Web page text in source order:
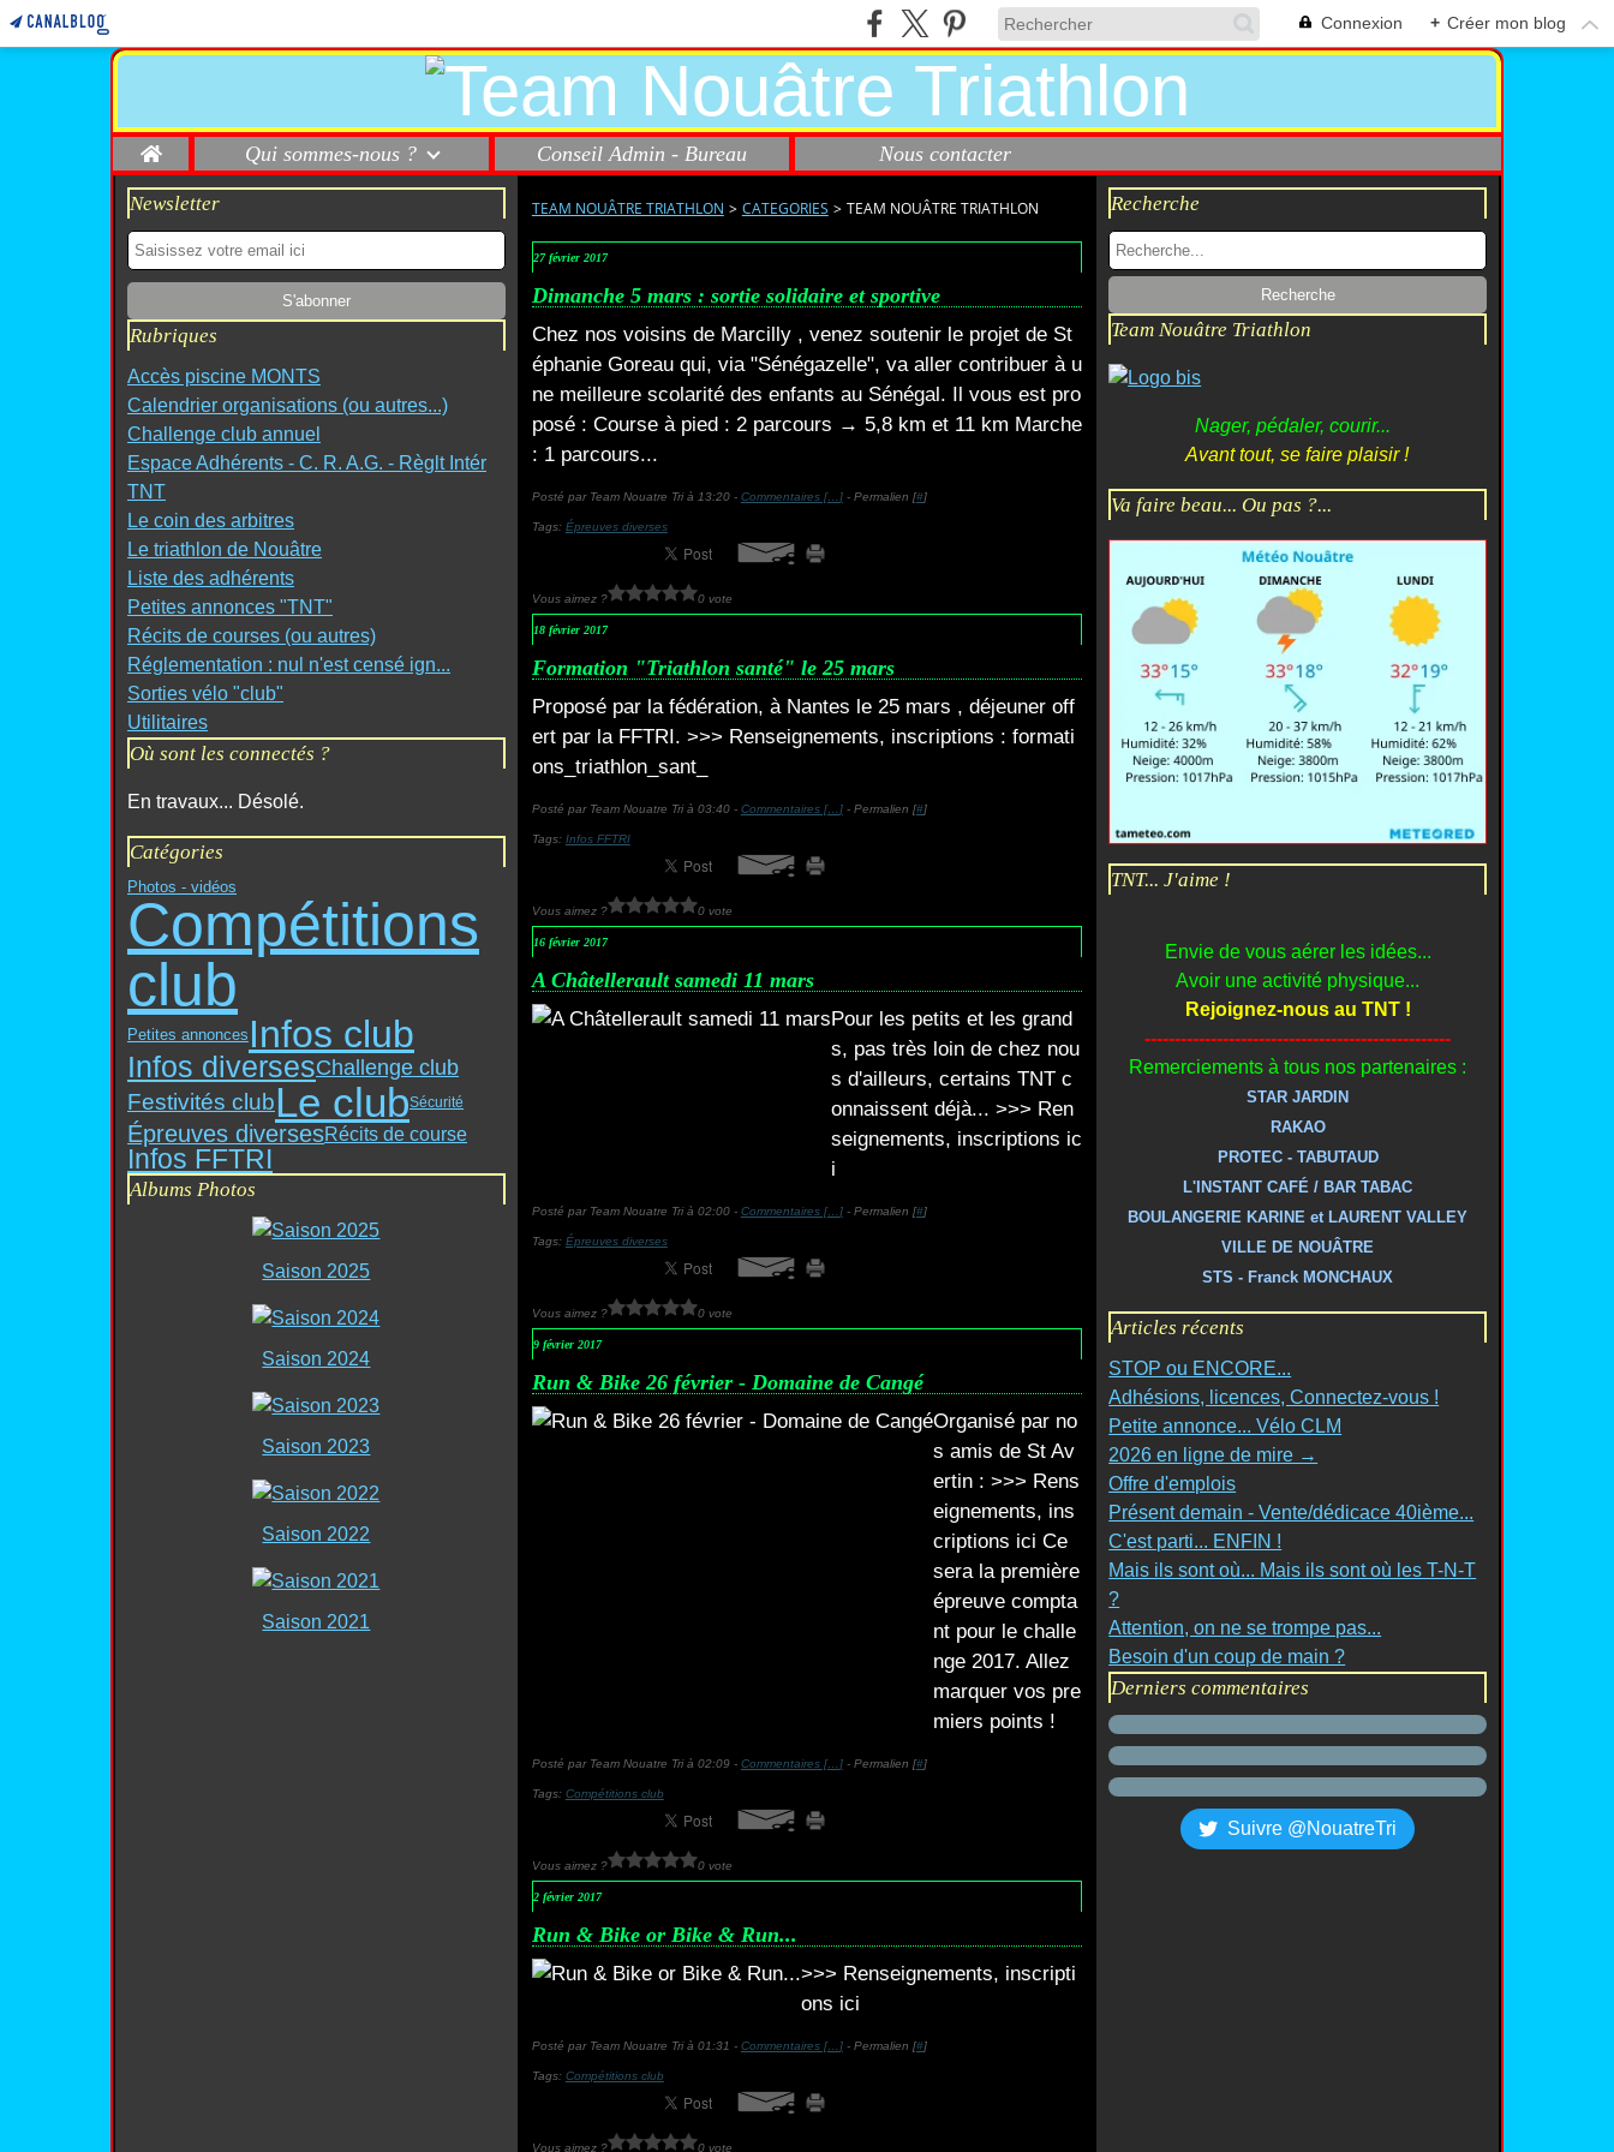
Connexion + Créer mon blog
Home Qui sommes-nous ? Conseil Admin - Bureau Nous contacter
Newsletter
Rubriques
Accès piscine MONTS
Calendrier organisations (ou autres...)
Challenge club annuel
Espace Adhérents - C. R. A.G. - Règlt Intér
TNT
Le coin des arbitres
Le triathlon de Nouâtre
Liste des adhérents
Petites annonces "TNT"
Récits de courses (ou autres)
Réglementation : nul n'est censé ign...
Sorties vélo "club"
Utilitaires
Où sont les connectés ?
En travaux... Désolé.
Catégories
Photos - vidéos
Compétitions
club
Petites annonces Infos club
Infos diversesChallenge club
Festivités clubLe clubSécurité
Épreuves diversesRécits de course
Infos FFTRI
Albums Photos
Saison 2025
Saison 2024
Saison 2023
Saison 2022
Saison 2021
TEAM NOUÂTRE TRIATHLON > CATEGORIES > TEAM NOUÂTRE TRIATHLON
27 février 2017
Dimanche 5 mars : sortie solidaire et sportive
Chez nos voisins de Marcilly , venez soutenir le projet de St
éphanie Goreau qui, via "Sénégazelle", va aller contribuer à u
ne meilleure scolarité des enfants au Sénégal. Il vous est pro
posé : Course à pied : 2 parcours → 5,8 km et 11 km Marche
: 1 parcours...
Posté par Team Nouatre Tri à 13:20 - Commentaires [… ]- Permalien [#]
Tags: Épreuves diverses
Vous aimez ? 0 vote
18 février 2017
Formation "Triathlon santé" le 25 mars
Proposé par la fédération, à Nantes le 25 mars , déjeuner off
ert par la FFTRI. >>> Renseignements, inscriptions : formati
ons_triathlon_sant_
Posté par Team Nouatre Tri à 03:40 - Commentaires [… ]- Permalien [#]
Tags: Infos FFTRI
Vous aimez ? 0 vote
16 février 2017
A Châtellerault samedi 11 mars
Pour les petits et les grand
s, pas très loin de chez nou
s d'ailleurs, certains TNT c
onnaissent déjà... >>> Ren
seignements, inscriptions ic
i
Posté par Team Nouatre Tri à 02:00 - Commentaires [… ]- Permalien [#]
Tags: Épreuves diverses
Vous aimez ? 0 vote
9 février 2017
Run & Bike 26 février - Domaine de Cangé
Organisé par no
s amis de St Av
ertin : >>> Rens
eignements, ins
criptions ici Ce
sera la première
épreuve compta
nt pour le challe
nge 2017. Allez
marquer vos pre
miers points !
Posté par Team Nouatre Tri à 02:09 - Commentaires [… ]- Permalien [#]
Tags: Compétitions club
Vous aimez ? 0 vote
2 février 2017
Run & Bike or Bike & Run...
>>> Renseignements, inscripti
ons ici
Posté par Team Nouatre Tri à 01:31 - Commentaires [… ]- Permalien [#]
Tags: Compétitions club
Vous aimez ? 0 vote
Recherche
Team Nouâtre Triathlon
Nager, pédaler, courir...
Avant tout, se faire plaisir !
Va faire beau... Ou pas ?...
TNT... J'aime !
Envie de vous aérer les idées...
Avoir une activité physique...
Rejoignez-nous au TNT !
---------------------------------------------------
Remerciements à tous nos partenaires :
STAR JARDIN
RAKAO
PROTEC - TABUTAUD
L'INSTANT CAFÉ / BAR TABAC
BOULANGERIE KARINE et LAURENT VALLEY
VILLE DE NOUÂTRE
STS - Franck MONCHAUX
Articles récents
STOP ou ENCORE...
Adhésions, licences, Connectez-vous !
Petite annonce... Vélo CLM
2026 en ligne de mire →
Offre d'emplois
Présent demain - Vente/dédicace 40ième...
C'est parti... ENFIN !
Mais ils sont où... Mais ils sont où les T-N-T
?
Attention, on ne se trompe pas...
Besoin d'un coup de main ?
Derniers commentaires
Suivre @NouatreTri